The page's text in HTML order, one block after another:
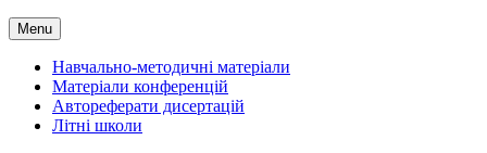
Menu
Навчально-методичні матеріали
Матеріали конференцій
Автореферати дисертацій
Літні школи